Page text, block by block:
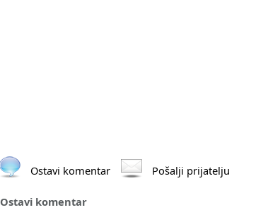
Ostavi komentar Pošalji prijatelju
Ostavi komentar